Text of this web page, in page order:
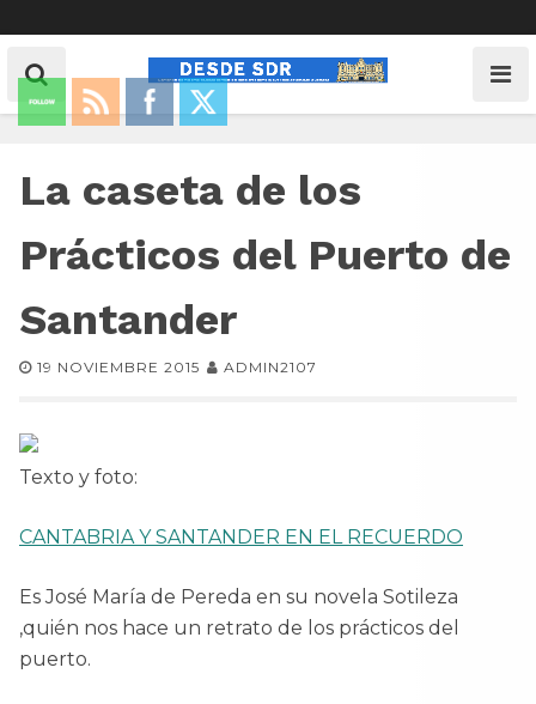
La caseta de los
Prácticos del Puerto de
Santander
19 NOVIEMBRE 2015 ADMIN2107
Texto y foto:
CANTABRIA Y SANTANDER EN EL RECUERDO
Es José María de Pereda en su novela Sotileza
,quién nos hace un retrato de los prácticos del
puerto.